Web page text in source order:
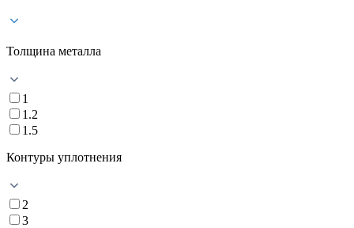
Толщина металла
1
1.2
1.5
Контуры уплотнения
2
3